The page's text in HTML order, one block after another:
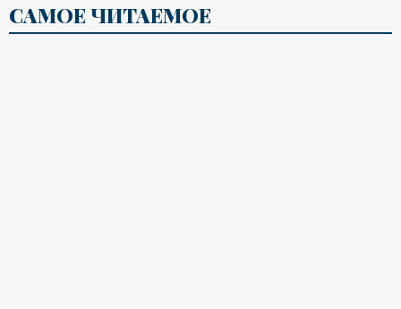
САМОЕ ЧИТАЕМОЕ